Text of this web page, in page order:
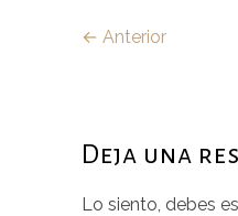
← Anterior
Deja una
Lo siento, debes